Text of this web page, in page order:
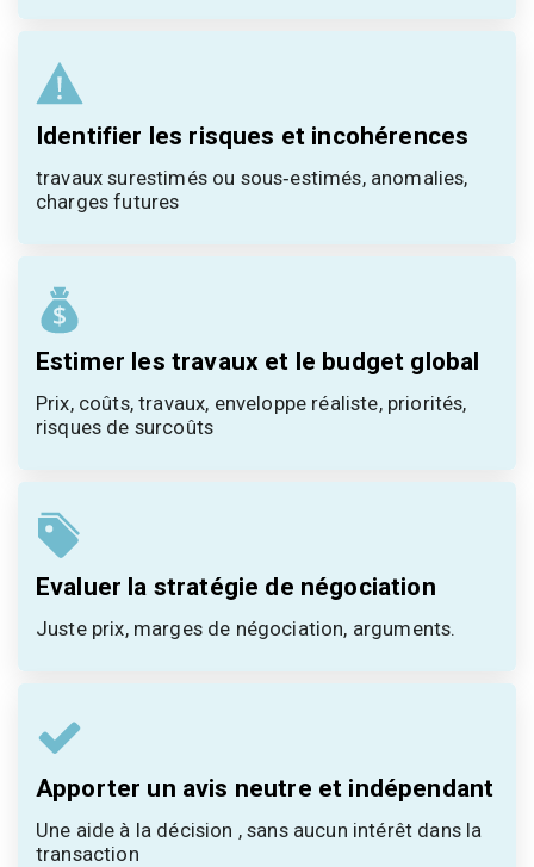
Identifier les risques et incohérences
travaux surestimés ou sous‑estimés, anomalies,
charges futures
Estimer les travaux et le budget global
Prix, coûts, travaux, enveloppe réaliste, priorités,
risques de surcoûts
Evaluer la stratégie de négociation
Juste prix, marges de négociation, arguments.
Apporter un avis neutre et indépendant
Une aide à la décision , sans aucun intérêt dans la
transaction